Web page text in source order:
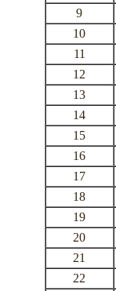
9
10
11
12
13
14
15
16
17
18
19
20
21
22